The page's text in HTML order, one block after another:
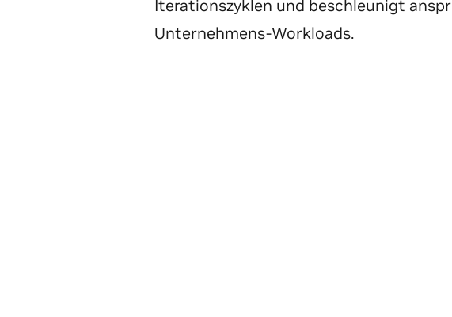
Iterationszyklen und beschleunigt
Unternehmens-Workloads.